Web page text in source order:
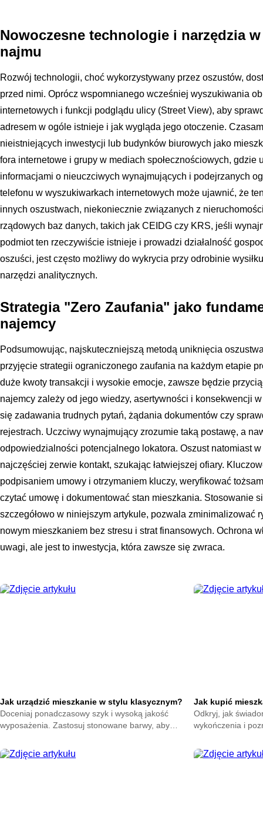
Nowoczesne technologie i narzędzia
najmu
Rozwój technologii, choć wykorzystywany przez oszustów,
przed nimi. Oprócz wspomnianego wcześniej wyszukiwania
internetowych i funkcji podglądu ulicy (Street View), aby
adresem w ogóle istnieje i jak wygląda jego otoczenie.
nieistniejących inwestycji lub budynków biurowych jako
fora internetowe i grupy w mediach społecznościowych, gdzie
informacjami o nieuczciwych wynajmujących i podejrzanych
telefonu w wyszukiwarkach internetowych może ujawnić, że
innych oszustwach, niekoniecznie związanych z
rządowych baz danych, takich jak CEIDG czy KRS, jeśli
podmiot ten rzeczywiście istnieje i prowadzi działalność
oszuści, jest często możliwy do wykrycia przy odrobinie
narzędzi analitycznych.
Strategia "Zero Zaufania" jako
najemcy
Podsumowując, najskuteczniejszą metodą uniknięcia
przyjęcie strategii ograniczonego zaufania na każdym etapie
duże kwoty transakcji i wysokie emocje, zawsze będzie
najemcy zależy od jego wiedzy, asertywności i konsekwencji
się zadawania trudnych pytań, żądania dokumentów czy
rejestrach. Uczciwy wynajmujący zrozumie taką postawę, a
odpowiedzialności potencjalnego lokatora. Oszust natomiast
najczęściej zerwie kontakt, szukając łatwiejszej ofiary.
podpisaniem umowy i otrzymaniem kluczy, weryfikować
czytać umowę i dokumentować stan mieszkania. Stosowanie
szczegółowo w niniejszym artykule, pozwala zminimalizować
nowym mieszkaniem bez stresu i strat finansowych. Ochrona
uwagi, ale jest to inwestycja, która zawsze się zwraca.
Jak urządzić mieszkanie w stylu klasycznym?
Doceniaj ponadczasowy szyk i wysoką jakość
wyposażenia. Zastosuj stonowane barwy, aby
wytworności.
Jak kupić
Odkryj, jak
wykończenia i
proces z